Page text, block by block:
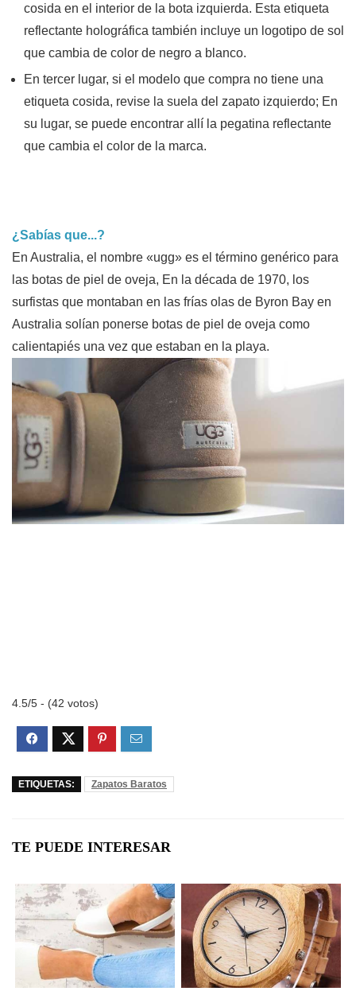
cosida en el interior de la bota izquierda. Esta etiqueta
reflectante holográfica también incluye un logotipo de sol
que cambia de color de negro a blanco.
En tercer lugar, si el modelo que compra no tiene una
etiqueta cosida, revise la suela del zapato izquierdo; En
su lugar, se puede encontrar allí la pegatina reflectante
que cambia el color de la marca.
¿Sabías que...?
En Australia, el nombre «ugg» es el término genérico para
las botas de piel de oveja, En la década de 1970, los
surfistas que montaban en las frías olas de Byron Bay en
Australia solían ponerse botas de piel de oveja como
calientapiés una vez que estaban en la playa.
4.5/5 - (42 votos)
ETIQUETAS: Zapatos Baratos
TE PUEDE INTERESAR